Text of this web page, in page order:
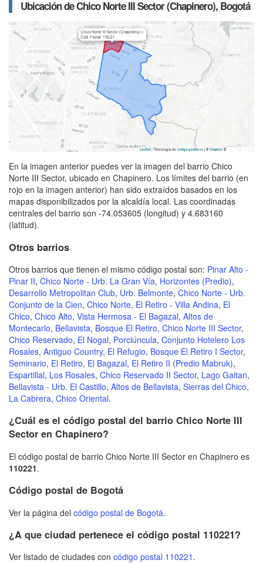
Ubicación de Chico Norte III Sector (Chapinero), Bogotá
En la imagen anterior puedes ver la imagen del barrio Chico
Norte III Sector, ubicado en Chapinero. Los límites del barrio (en
rojo en la imagen anterior) han sido extraídos basados en los
mapas disponibilizados por la alcaldía local. Las coordinadas
centrales del barrio son -74.053605 (longitud) y 4.683160
(latitud).
Otros barrios
Otros barrios que tienen el mismo código postal son: Pinar Alto -
Pinar II, Chico Norte - Urb. La Gran Vía, Horizontes (Predio),
Desarrollo Metropolitan Club, Urb. Belmonte, Chico Norte - Urb.
Conjunto de la Cien, Chico Norte, El Retiro - Villa Andina, El
Chico, Chico Alto, Vista Hermosa - El Bagazal, Altos de
Montecarlo, Bellavista, Bosque El Retiro, Chico Norte III Sector,
Chico Reservado, El Nogal, Porciúncula, Conjunto Hotelero Los
Rosales, Antiguo Country, El Refugio, Bosque El Retiro I Sector,
Seminario, El Retiro, El Bagazal, El Retiro II (Predio Mabruk),
Espartillal, Los Rosales, Chico Reservado II Sector, Lago Gaitan,
Bellavista - Urb. El Castillo, Altos de Bellavista, Sierras del Chico,
La Cabrera, Chico Oriental.
¿Cuál es el código postal del barrio Chico Norte III
Sector en Chapinero?
El código postal de barrio Chico Norte III Sector en Chapinero es
110221.
Código postal de Bogotá
Ver la página del código postal de Bogotá.
¿A que ciudad pertenece el código postal 110221?
Ver listado de ciudades con código postal 110221 .